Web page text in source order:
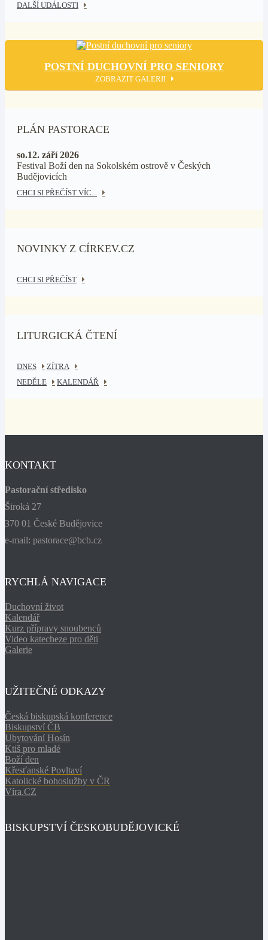
DALŠÍ UDÁLOSTI
POSTNÍ DUCHOVNÍ PRO SENIORY
ZOBRAZIT GALERII
PLÁN PASTORACE
so.12. září 2026
Festival Boží den na Sokolském ostrově v Českých
Budějovicích
CHCI SI PŘEČÍST VÍC...
NOVINKY Z CÍRKEV.CZ
CHCI SI PŘEČÍST
LITURGICKÁ ČTENÍ
DNES
ZÍTRA
NEDĚLE
KALENDÁŘ
KONTAKT
Pastorační středisko
Široká 27
370 01 České Budějovice
e-mail: pastorace@bcb.cz
RYCHLÁ NAVIGACE
Duchovní život
Kalendář
Kurz přípravy snoubenců
Video katecheze pro děti
Galerie
UŽITEČNÉ ODKAZY
Česká biskupská konference
Biskupství ČB
Ubytování Hosín
Ktiš pro mladé
Boží den
Křesťanské Povltaví
Katolické bohoslužby v ČR
Víra.CZ
BISKUPSTVÍ ČESKOBUDĚJOVICKÉ